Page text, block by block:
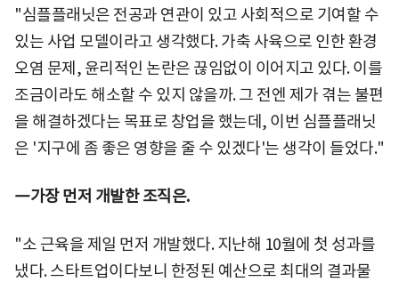
"심플플래닛은 전공과 연관이 있고 사회적으로 기여할 수
있는 사업 모델이라고 생각했다. 가축 사육으로 인한 환경
오염 문제, 윤리적인 논란은 끊임없이 이어지고 있다. 이를
조금이라도 해소할 수 있지 않을까. 그 전엔 제가 겪는 불편
을 해결하겠다는 목표로 창업을 했는데, 이번 심플플래닛
은 '지구에 좀 좋은 영향을 줄 수 있겠다'는 생각이 들었다."
―가장 먼저 개발한 조직은.
"소 근육을 제일 먼저 개발했다. 지난해 10월에 첫 성과를
냈다. 스타트업이다보니 한정된 예산으로 최대의 결과물